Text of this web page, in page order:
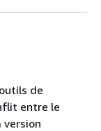
de
entre le